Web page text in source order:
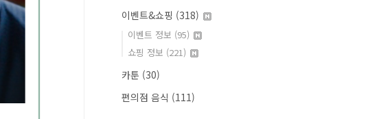
이벤트&쇼핑 (318)
이벤트 정보 (95)
쇼핑 정보 (221)
카툰 (30)
편의점 음식 (111)